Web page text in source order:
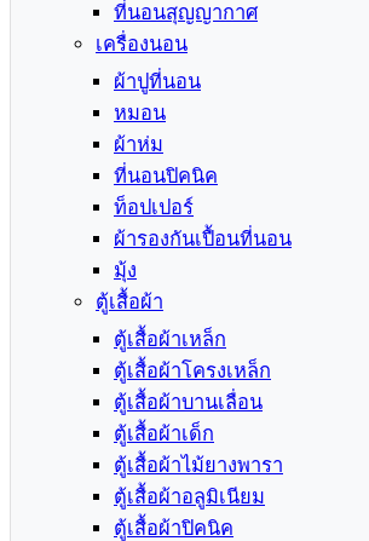
ที่นอนสุญญากาศ
เครื่องนอน
ผ้าปูที่นอน
หมอน
ผ้าห่ม
ที่นอนปิคนิค
ท็อปเปอร์
ผ้ารองกันเปื้อนที่นอน
มุ้ง
ตู้เสื้อผ้า
ตู้เสื้อผ้าเหล็ก
ตู้เสื้อผ้าโครงเหล็ก
ตู้เสื้อผ้าบานเลื่อน
ตู้เสื้อผ้าเด็ก
ตู้เสื้อผ้าไม้ยางพารา
ตู้เสื้อผ้าอลูมิเนียม
ตู้เสื้อผ้าปิคนิค